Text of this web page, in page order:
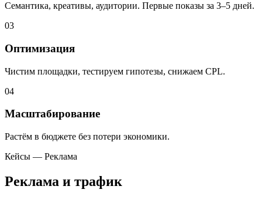
Семантика, креативы, аудитории. Первые показы за 3–5 дней.
03
Оптимизация
Чистим площадки, тестируем гипотезы, снижаем CPL.
04
Масштабирование
Растём в бюджете без потери экономики.
Кейсы — Реклама
Реклама и трафик